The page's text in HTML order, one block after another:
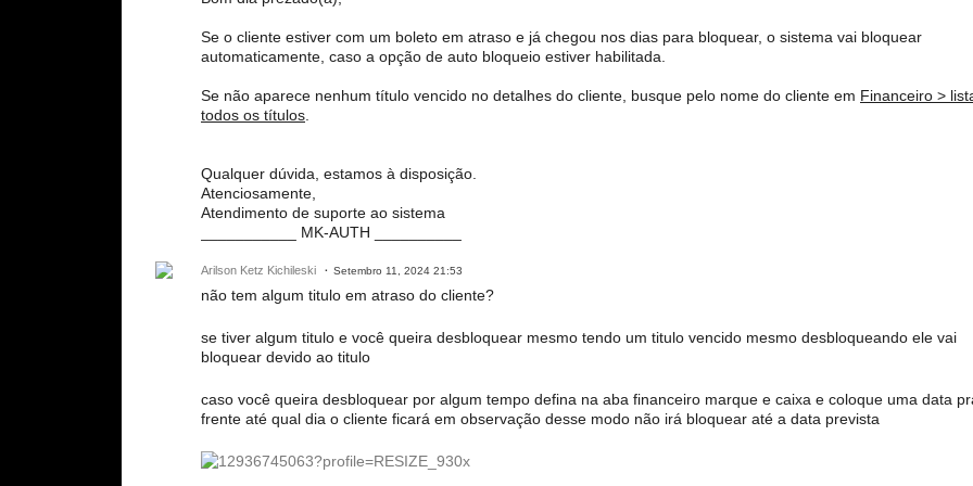
Se o cliente estiver com um boleto em atraso e já chegou nos dias para bloquear, o sistema vai bloquear
automaticamente, caso a opção de auto bloqueio estiver habilitada.
Se não aparece nenhum título vencido no detalhes do cliente, busque pelo nome do cliente em Financeiro >
todos os títulos.
Qualquer dúvida, estamos à disposição.
Atenciosamente,
Atendimento de suporte ao sistema
___________ MK-AUTH __________
Arilson Ketz Kichileski Setembro 11, 2024 21:53
não tem algum titulo em atraso do cliente?
se tiver algum titulo e você queira desbloquear mesmo tendo um titulo vencido mesmo desbloqueando ele vai
bloquear devido ao titulo
caso você queira desbloquear por algum tempo defina na aba financeiro marque e caixa e coloque uma data
frente até qual dia o cliente ficará em observação desse modo não irá bloquear até a data prevista